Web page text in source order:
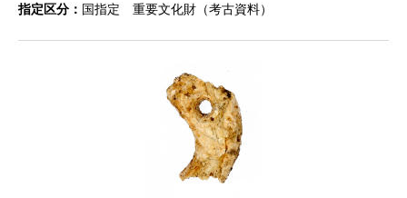
指定区分： 国指定 重要文化財（考古資料）